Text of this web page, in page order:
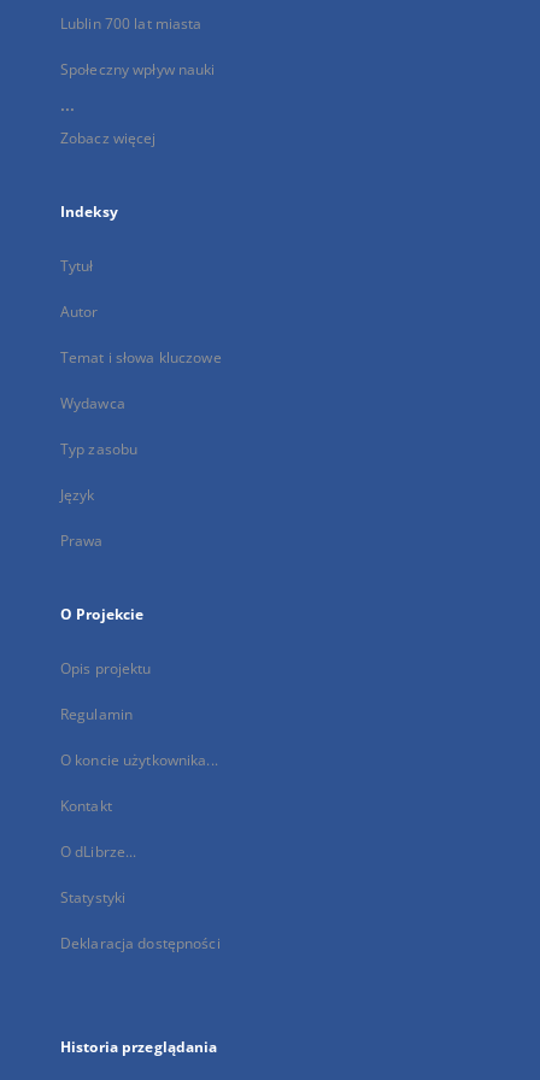
Lublin 700 lat miasta
Społeczny wpływ nauki
...
Zobacz więcej
Indeksy
Tytuł
Autor
Temat i słowa kluczowe
Wydawca
Typ zasobu
Język
Prawa
O Projekcie
Opis projektu
Regulamin
O koncie użytkownika...
Kontakt
O dLibrze...
Statystyki
Deklaracja dostępności
Historia przeglądania